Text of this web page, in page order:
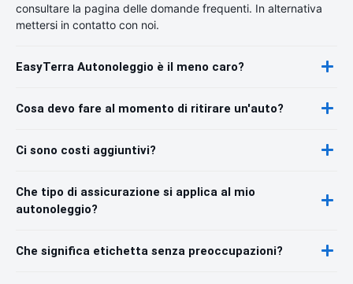
consultare la pagina delle domande frequenti. In alternativa
mettersi in contatto con noi.
EasyTerra Autonoleggio è il meno caro?
Cosa devo fare al momento di ritirare un'auto?
Ci sono costi aggiuntivi?
Che tipo di assicurazione si applica al mio
autonoleggio?
Che significa etichetta senza preoccupazioni?